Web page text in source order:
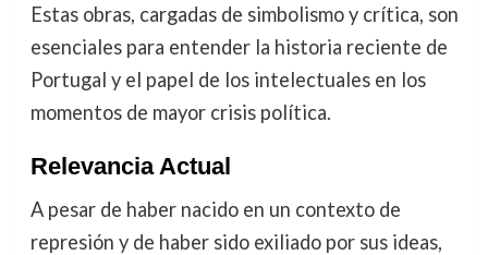
Estas obras, cargadas de simbolismo y crítica, son
esenciales para entender la historia reciente de
Portugal y el papel de los intelectuales en los
momentos de mayor crisis política.
Relevancia Actual
A pesar de haber nacido en un contexto de
represión y de haber sido exiliado por sus ideas,